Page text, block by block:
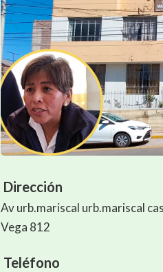
Dirección
Av urb.mariscal urb.mariscal
Vega 812
Teléfono